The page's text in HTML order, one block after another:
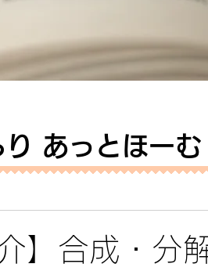
り あっとほー
】合成・分